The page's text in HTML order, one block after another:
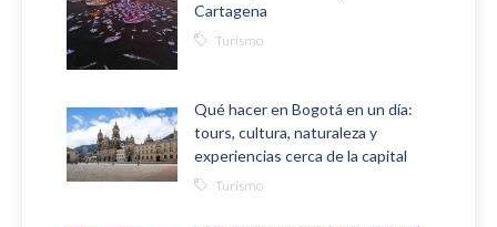
Cartagena
Turismo
Qué hacer en Bogotá en un día:
tours, cultura, naturaleza y
experiencias cerca de la capital
Turismo